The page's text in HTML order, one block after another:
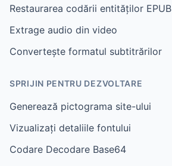
Restaurarea codării entităților EPUB
Extrage audio din video
Convertește formatul subtitrărilor
SPRIJIN PENTRU DEZVOLTARE
Generează pictograma site-ului
Vizualizați detaliile fontului
Codare Decodare Base64